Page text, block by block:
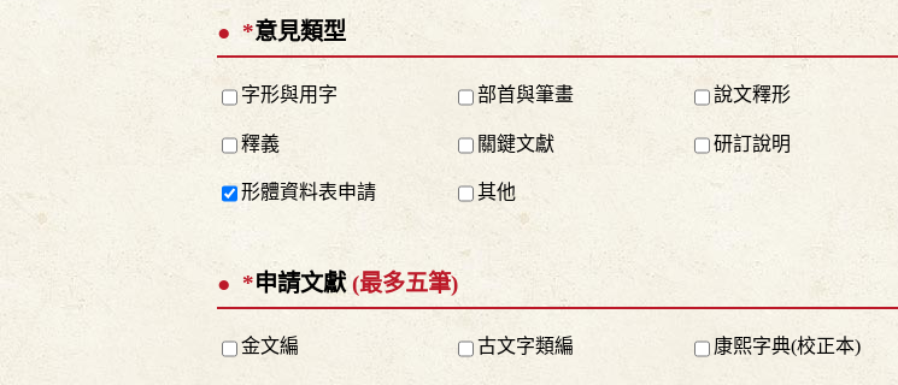
*意見類型
字形與用字 部首與筆畫 說文釋形
釋義 關鍵文獻 研訂說明
形體資料表申請 其他
*申請文獻(最多五筆)
金文編 古文字類編 康熙字典(校正本)